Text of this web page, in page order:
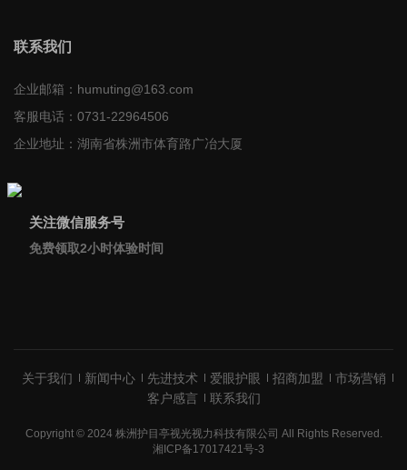
联系我们
企业邮箱： humuting@163.com
客服电话： 0731-22964506
企业地址： 湖南省株洲市体育路广冶大厦
关注微信服务号
免费领取2小时体验时间
关于我们 新闻中心 先进技术 爱眼护眼 招商加盟
市场营销
客户感言
联系我们
Copyright © 2024 株洲护目亭视光视力科技有限公司 All Rights Reserved.
湘ICP备17017421号-3